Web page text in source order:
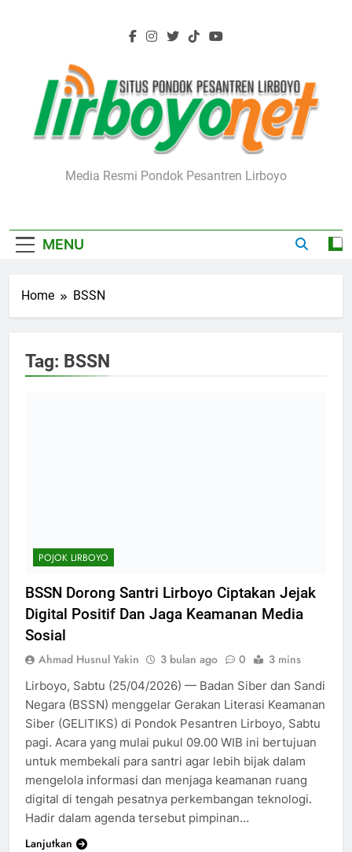
Lirboyo.net
Media Resmi Pondok Pesantren Lirboyo
MENU
Home BSSN
Tag: BSSN
POJOK LIRBOYO
BSSN Dorong Santri Lirboyo Ciptakan Jejak
Digital Positif Dan Jaga Keamanan Media
Sosial
Ahmad Husnul Yakin 3 bulan ago 0 3 mins
Lirboyo, Sabtu (25/04/2026) — Badan Siber dan Sandi
Negara (BSSN) menggelar Gerakan Literasi Keamanan
Siber (GELITIKS) di Pondok Pesantren Lirboyo, Sabtu
pagi. Acara yang mulai pukul 09.00 WIB ini bertujuan
untuk membekali para santri agar lebih bijak dalam
mengelola informasi dan menjaga keamanan ruang
digital di tengah pesatnya perkembangan teknologi.
Hadir dalam agenda tersebut pimpinan…
Lanjutkan